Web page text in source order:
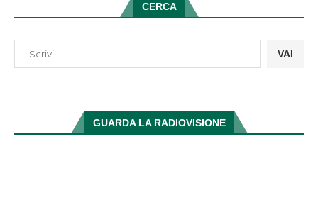
CERCA
VAI
GUARDA LA RADIOVISIONE